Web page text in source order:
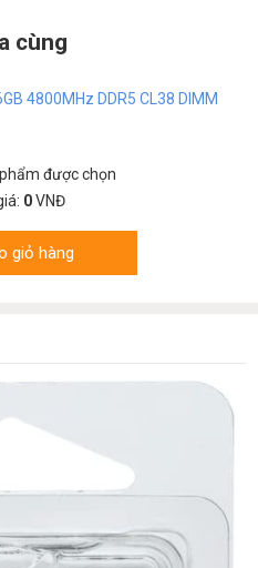
cùng
4800MHz DDR5 CL38 DIMM
được chọn
0VNĐ
giỏ hàng